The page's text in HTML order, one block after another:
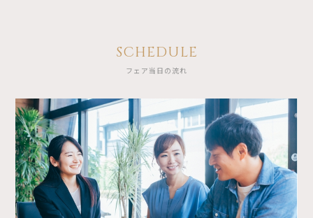
SCHEDULE
フェア当日の流れ